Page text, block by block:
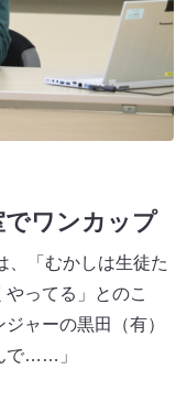
ワンカップ
、「むかしは生徒た
ってる」とのこ
ャーの黒田（有）
で……」